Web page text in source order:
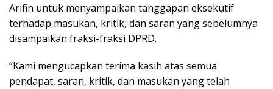
Arifin untuk menyampaikan tanggapan eksekutif
terhadap masukan, kritik, dan saran yang sebelumnya
disampaikan fraksi-fraksi DPRD.
“Kami mengucapkan terima kasih atas semua
pendapat, saran, kritik, dan masukan yang telah